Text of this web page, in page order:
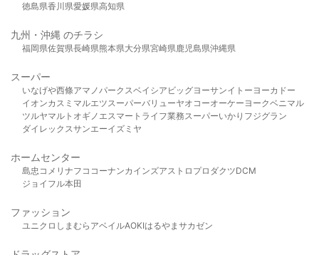
徳島県香川県愛媛県高知県
九州・沖縄 のチラシ
福岡県佐賀県長崎県熊本県大分県宮崎県鹿児島県沖縄県
スーパー
いなげや西條アマノパークスベイシア ビッグヨーサンイトーヨーカドー
イオンカスミ マルエツスーパーバリューヤオコーオーケー ヨークベニマル
ツルヤマルト オギノ エスマート ライフ業務スーパーいかり フジグラン
ダイレックスサンエーイズミヤ
ホームセンター
島忠 コメリ ナフコ コーナンカインズアストロプロダクツDCM
ジョイフル本田
ファッション
ユニクロ しまむら アベイルAOKIはるやま サカゼン